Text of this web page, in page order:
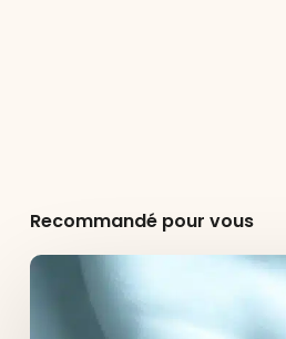
Recommandé pour vous
Agence